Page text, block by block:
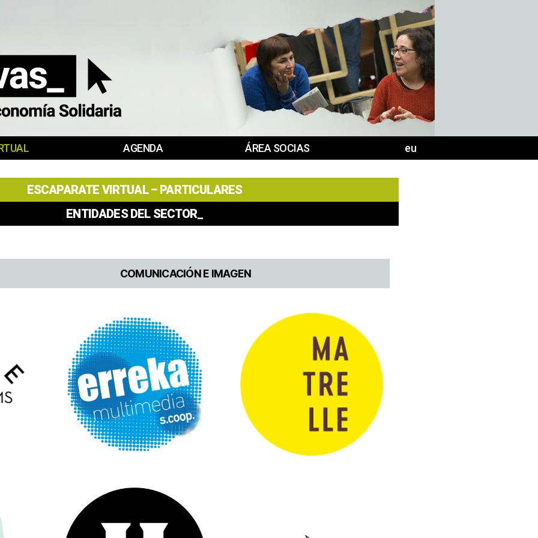
AGENDA ÁREA SOCIAS eu
ESCAPARATE VIRTUAL – PARTICULARES
ENTIDADES DEL SECTOR_
COMUNICACIÓN E IMAGEN